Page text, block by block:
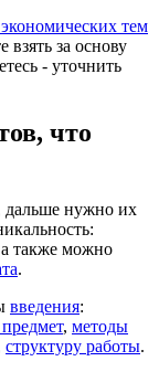
тем
за основу
- уточнить
что
дальше нужно их
также можно
.
введения:
, методы
структуру работы.